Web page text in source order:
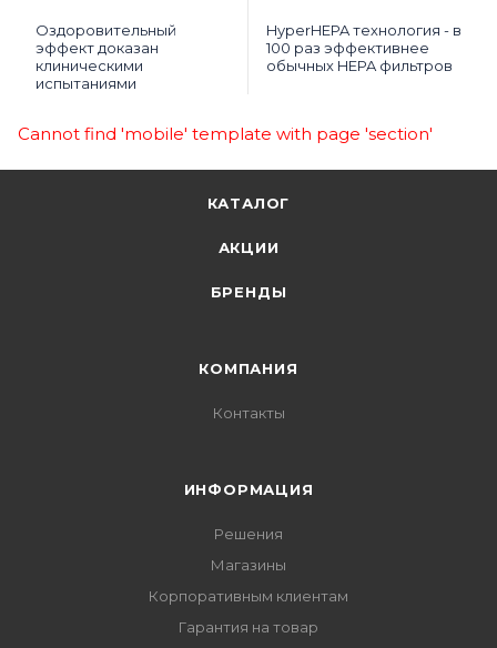
Оздоровительный
эффект доказан
клиническими
испытаниями
HyperHEPA технология - в
100 раз эффективнее
обычных HEPA фильтров
Cannot find 'mobile' template with page 'section'
КАТАЛОГ
АКЦИИ
БРЕНДЫ
КОМПАНИЯ
Контакты
ИНФОРМАЦИЯ
Решения
Магазины
Корпоративным клиентам
Гарантия на товар